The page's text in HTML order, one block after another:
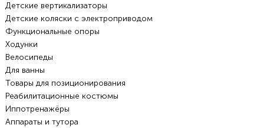
Детские вертикализаторы
Детские коляски с электроприводом
Функциональные опоры
Ходунки
Велосипеды
Для ванны
Товары для позиционирования
Реабилитационные костюмы
Иппотренажёры
Аппараты и тутора